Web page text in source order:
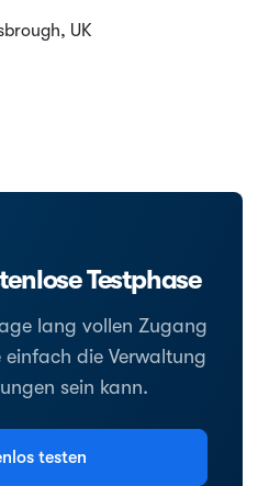
UK
Testphase
lang vollen Zugang
einfach die Verwaltung
sein kann.
testen